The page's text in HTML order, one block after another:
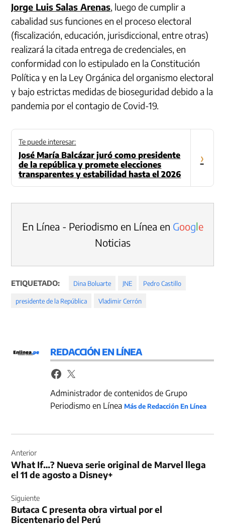
Jorge Luis Salas Arenas, luego de cumplir a
cabalidad sus funciones en el proceso electoral
(fiscalización, educación, jurisdiccional, entre otras)
realizará la citada entrega de credenciales, en
conformidad con lo estipulado en la Constitución
Política y en la Ley Orgánica del organismo electoral
y bajo estrictas medidas de bioseguridad debido a la
pandemia por el contagio de Covid-19.
Te puede interesar:
José María Balcázar juró como presidente
de la república y promete elecciones
transparentes y estabilidad hasta el 2026
›
En Línea - Periodismo en Línea en Google
Noticias
ETIQUETADO: Dina Boluarte JNE Pedro Castillo
presidente de la República Vladimir Cerrón
REDACCIÓN EN LÍNEA
Administrador de contenidos de Grupo
Periodismo en LíneaMás de Redacción En Línea
de
entradas
Anterior
What If…? Nueva serie original de Marvel llega
el 11 de agosto a Disney+
Siguiente
Butaca C presenta obra virtual por el
Bicentenario del Perú